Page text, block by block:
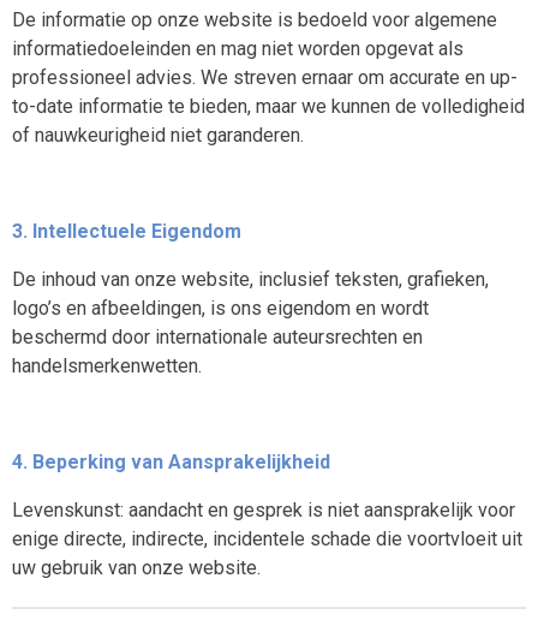
De informatie op onze website is bedoeld voor algemene
informatiedoeleinden en mag niet worden opgevat als
professioneel advies. We streven ernaar om accurate en up-
to-date informatie te bieden, maar we kunnen de volledigheid
of nauwkeurigheid niet garanderen.
3. Intellectuele Eigendom
De inhoud van onze website, inclusief teksten, grafieken,
logo’s en afbeeldingen, is ons eigendom en wordt
beschermd door internationale auteursrechten en
handelsmerkenwetten.
4. Beperking van Aansprakelijkheid
Levenskunst: aandacht en gesprek is niet aansprakelijk voor
enige directe, indirecte, incidentele schade die voortvloeit uit
uw gebruik van onze website.